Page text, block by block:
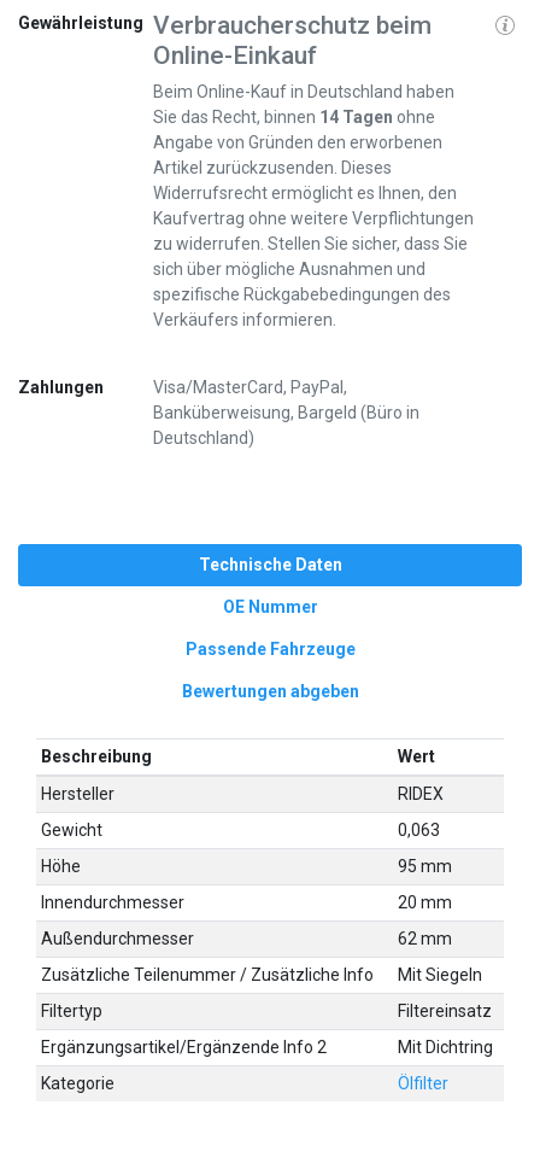
Gewährleistung Verbraucherschutz beim
Online-Einkauf
Beim Online-Kauf in Deutschland haben
Sie das Recht, binnen 14 Tagen ohne
Angabe von Gründen den erworbenen
Artikel zurückzusenden. Dieses
Widerrufsrecht ermöglicht es Ihnen, den
Kaufvertrag ohne weitere Verpflichtungen
zu widerrufen. Stellen Sie sicher, dass Sie
sich über mögliche Ausnahmen und
spezifische Rückgabebedingungen des
Verkäufers informieren.
Zahlungen
Visa/MasterCard, PayPal,
Banküberweisung, Bargeld (Büro in
Deutschland)
Technische Daten
OE Nummer
Passende Fahrzeuge
Bewertungen abgeben
Beschreibung
Wert
Hersteller
RIDEX
Gewicht
0,063
Höhe
95 mm
Innendurchmesser
20 mm
Außendurchmesser
62 mm
Zusätzliche Teilenummer / Zusätzliche Info
Mit Siegeln
Filtertyp
Filtereinsatz
Ergänzungsartikel/Ergänzende Info 2
Mit Dichtring
Kategorie
Ölfilter